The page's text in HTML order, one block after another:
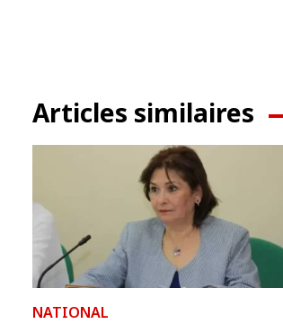
Articles similaires
NATIONAL